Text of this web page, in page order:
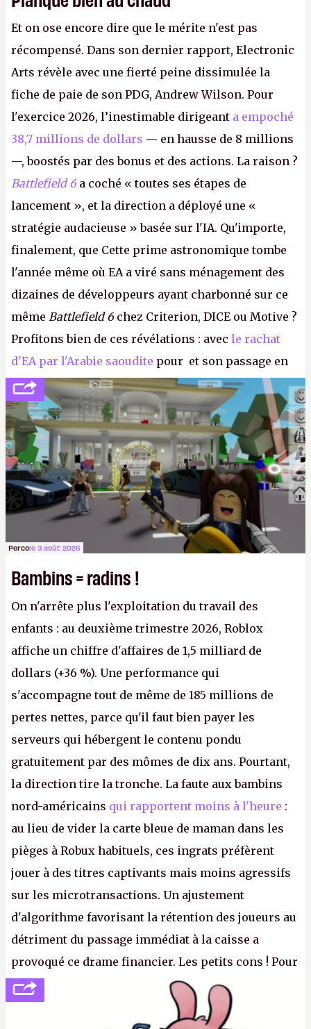
Et on ose encore dire que le mérite n'est pas
récompensé. Dans son dernier rapport, Electronic
Arts révèle avec une fierté peine dissimulée la
fiche de paie de son PDG, Andrew Wilson. Pour
l'exercice 2026, l’inestimable dirigeant a empoché
38,7 millions de dollars — en hausse de 8 millions
—, boostés par des bonus et des actions. La raison ?
Battlefield 6 a coché « toutes ses étapes de
lancement », et la direction a déployé une «
stratégie audacieuse » basée sur l'IA. Qu'importe,
finalement, que Cette prime astronomique tombe
l'année même où EA a viré sans ménagement des
dizaines de développeurs ayant charbonné sur ce
même Battlefield 6chez Criterion, DICE ou Motive ?
Profitons bien de ces révélations : avec le rachat
d'EA par l'Arabie saoudite pour et son passage en
société privée, l'éditeur n'aura bientôt plus
l'obligation de publier ses bilans. Encore une
victoire pour la transparence.P.
Percole 3 août 2026
Bambins = radins !
On n'arrête plus l'exploitation du travail des
enfants : au deuxième trimestre 2026, Roblox
affiche un chiffre d'affaires de 1,5 milliard de
dollars (+36 %). Une performance qui
s'accompagne tout de même de 185 millions de
pertes nettes, parce qu'il faut bien payer les
serveurs qui hébergent le contenu pondu
gratuitement par des mômes de dix ans. Pourtant,
la direction tire la tronche. La faute aux bambins
nord-américains qui rapportent moins à l'heure :
au lieu de vider la carte bleue de maman dans les
pièges à Robux habituels, ces ingrats préfèrent
jouer à des titres captivants mais moins agressifs
sur les microtransactions. Un ajustement
d'algorithme favorisant la rétention des joueurs au
détriment du passage immédiat à la caisse a
provoqué ce drame financier. Les petits cons ! Pour
se consoler, le PDG David Baszucki peut compter
sur le déblocage du jeu en Russie et l'explosion des